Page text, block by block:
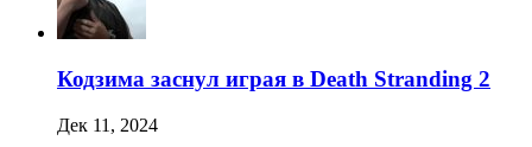
Кодзима заснул играя в Death Stranding 2
Дек 11, 2024